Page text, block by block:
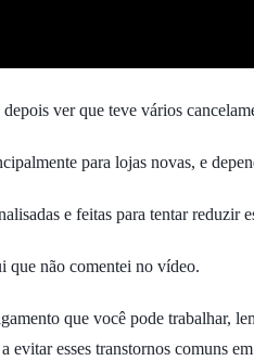
ver que teve vários
para lojas novas, e
e feitas para tentar reduzir
que não comentei no vídeo.
que você pode
evitar esses transtornos comuns